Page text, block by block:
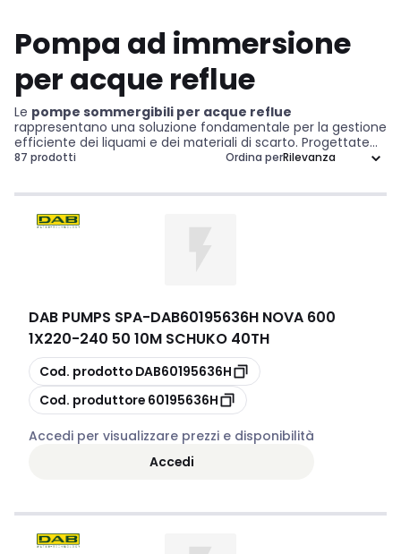
Pompa ad immersione
per acque reflue
Le pompe sommergibili per acque reflue
rappresentano una soluzione fondamentale per la gestione
efficiente dei liquami e dei materiali di scarto. Progettate
per operare completamente immerse, queste pompe
reflue in contesti residenziali, commerciali e industriali.
operativa, ma contribuisce anche a mantenere un
ambiente sicuro e pulito, rispondendo così alle crescenti
87 prodotti Ordina per
DAB PUMPS SPA-DAB60195636H NOVA 600
1X220-240 50 10M SCHUKO 40TH
copia
Cod. prodotto DAB60195636H
copia
Cod. produttore 60195636H
Accedi per visualizzare prezzi e disponibilità
Accedi